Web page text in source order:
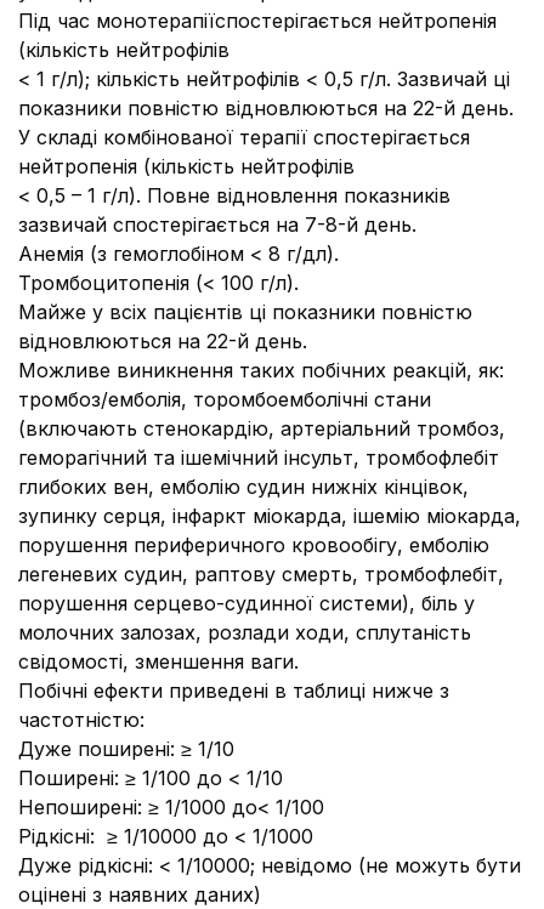
Під час монотерапіїспостерігається нейтропенія
(кількість нейтрофілів
< 1 г/л); кількість нейтрофілів < 0,5 г/л. Зазвичай ці
показники повністю відновлюються на 22-й день.
У складі комбінованої терапії спостерігається
нейтропенія (кількість нейтрофілів
< 0,5 – 1 г/л). Повне відновлення показників
зазвичай спостерігається на 7-8-й день.
Анемія (з гемоглобіном < 8 г/дл).
Тромбоцитопенія (< 100 г/л).
Майже у всіх пацієнтів ці показники повністю
відновлюються на 22-й день.
Можливе виникнення таких побічних реакцій, як:
тромбоз/емболія, торомбоемболічні стани
(включають стенокардію, артеріальний тромбоз,
геморагічний та ішемічний інсульт, тромбофлебіт
глибоких вен, емболію судин нижніх кінцівок,
зупинку серця, інфаркт міокарда, ішемію міокарда,
порушення периферичного кровообігу, емболію
легеневих судин, раптову смерть, тромбофлебіт,
порушення серцево-судинної системи), біль у
молочних залозах, розлади ходи, сплутаність
свідомості, зменшення ваги.
Побічні ефекти приведені в таблиці нижче з
частотністю:
Дуже поширені: ≥ 1/10
Поширені: ≥ 1/100 до < 1/10
Непоширені: ≥ 1/1000 до< 1/100
Рідкісні: ≥ 1/10000 до < 1/1000
Дуже рідкісні: < 1/10000; невідомо (не можуть бути
оцінені з наявних даних)